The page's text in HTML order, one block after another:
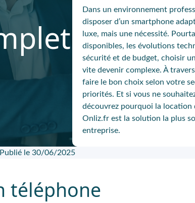
Dans un environnement
disposer d’un smartphone
luxe, mais une nécessité.
disponibles, les évolutions
sécurité et de budget, choisir
vite devenir complexe. À
faire le bon choix selon votre
priorités. Et si vous ne
découvrez pourquoi la location
Onliz.fr est la solution la plus
entreprise.
le 30/06/2025
téléphone